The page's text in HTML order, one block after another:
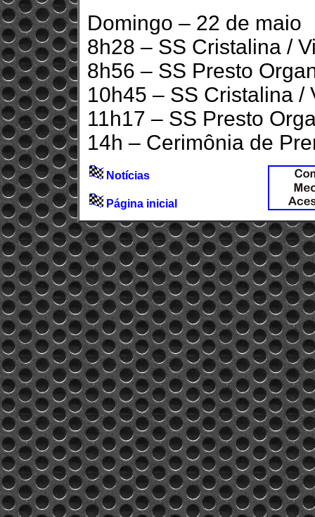
Domingo – 22 de maio
8h28 – SS Cristalina /
8h56 – SS Presto
10h45 – SS Cristalina /
11h17 – SS Presto
14h – Cerimônia de
Notícias
Página inicial